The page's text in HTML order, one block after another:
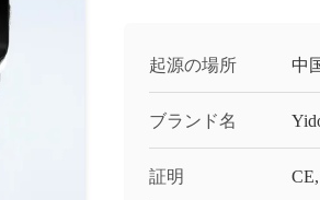
起源の場所 中
ブランド名
証明